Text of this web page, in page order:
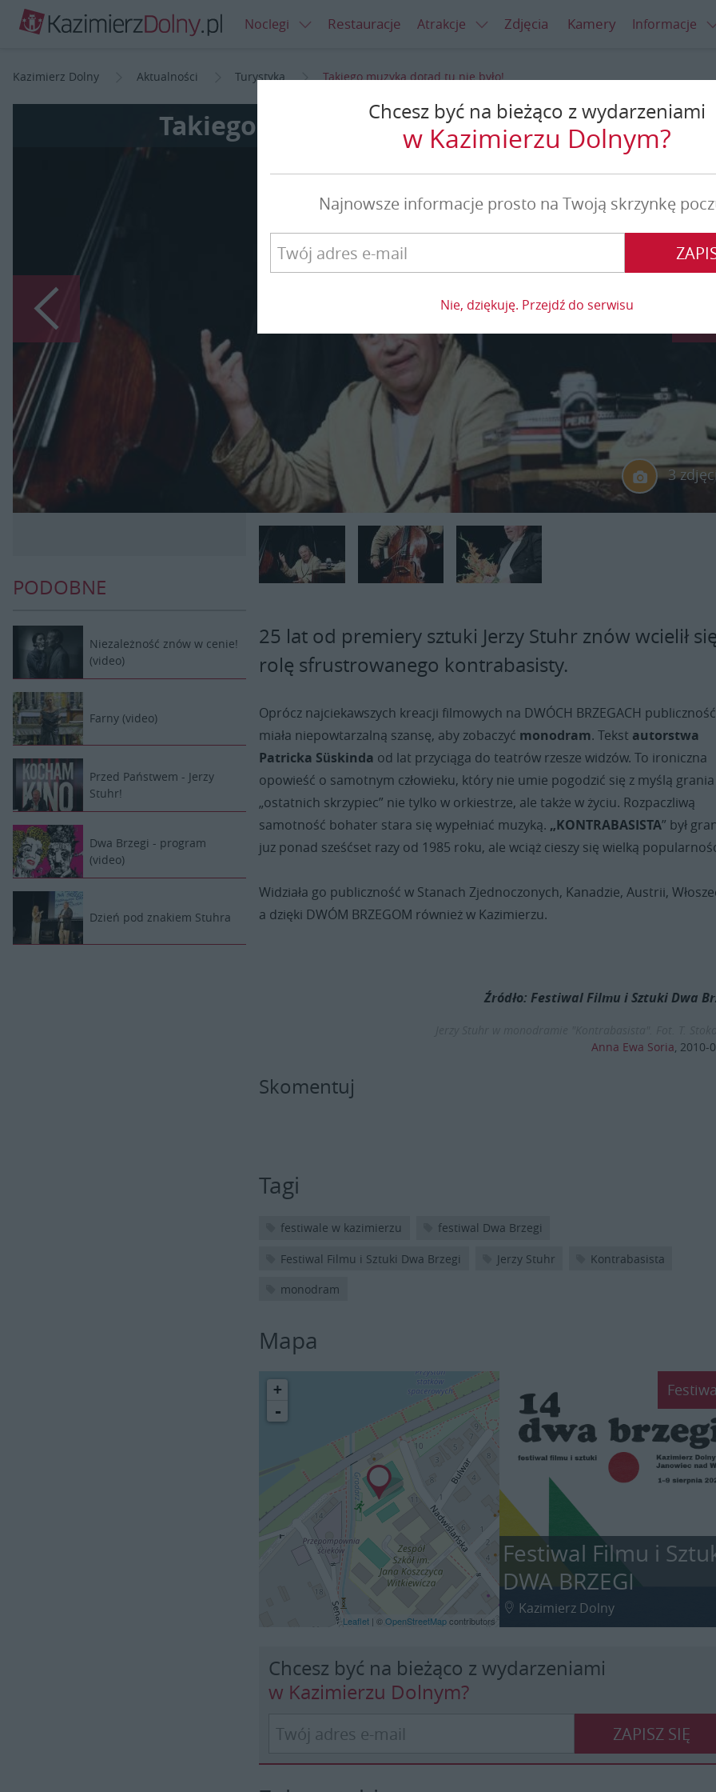
Noclegi Restauracje Atrakcje Zdjęcia Kamery Informacje
Kazimierz Dolny Aktualności Turystyka Takiego muzyka dotąd tu nie było!
Takiego muzyka dotąd tu nie było!
3
Poprzedni
PODOBNE
Niezależność znów w cenie!
(video)
Farny (video)
Przed Państwem - Jerzy
Stuhr!
Dwa Brzegi - program
(video)
Dzień pod znakiem Stuhra
25 lat od premiery sztuki Jerzy Stuhr znów wcielił
rolę sfrustrowanego kontrabasisty.
Oprócz najciekawszych kreacji filmowych na DWÓCH BRZEGACH publiczność
miała niepowtarzalną szansę, aby zobaczyć monodram. Tekst autorstwa
Patricka Süskinda od lat przyciąga do teatrów rzesze widzów. To ironiczna
opowieść o samotnym człowieku, który nie umie pogodzić się z myślą grania
„ostatnich skrzypiec” nie tylko w orkiestrze, ale także w życiu. Rozpaczliwą
samotność bohater stara się wypełniać muzyką. „KONTRABASISTA” był
juz ponad sześćset razy od 1985 roku, ale wciąż cieszy się wielką
Widziała go publiczność w Stanach Zjednoczonych, Kanadzie, Austrii,
a dzięki DWÓM BRZEGOM również w Kazimierzu.
Źródło: Festiwal Filmu i Sztuki Dwa
Anna Ewa Soria 2010-
Skomentuj
Tagi
festiwale w kazimierzu festiwal Dwa Brzegi
Festiwal Filmu i Sztuki Dwa Brzegi Jerzy Stuhr Kontrabasista
monodram
Mapa
+
-
Leaflet| ©OpenStreetMapcontributors
Festiwal Filmu i
DWA BRZEGI
Kazimierz Dolny
Chcesz być na bieżąco z wydarzeniami
w Kazimierzu Dolnym?
ZAPISZ SIĘ
Chcesz być na bieżąco z wydarzeniami
w Kazimierzu Dolnym?
Najnowsze informacje prosto na Twoją skrzynkę
Nie, dziękuję. Przejdź do serwisu